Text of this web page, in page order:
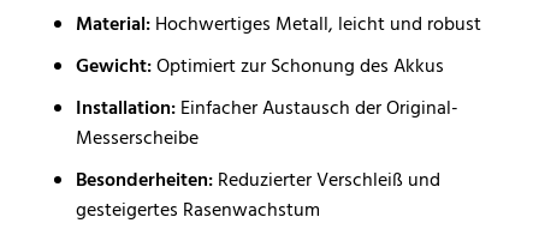
Material:Hochwertiges Metall, leicht und robust
Gewicht:Optimiert zur Schonung des Akkus
Installation:Einfacher Austausch der Original-
Messerscheibe
Besonderheiten:Reduzierter Verschleiß und
gesteigertes Rasenwachstum